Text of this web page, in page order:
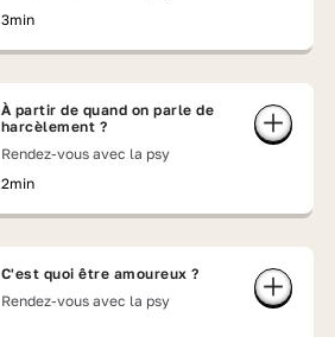
3min
À partir de quand on parle de
harcèlement ?
Rendez-vous avec la psy
2min
C'est quoi être amoureux ?
Rendez-vous avec la psy